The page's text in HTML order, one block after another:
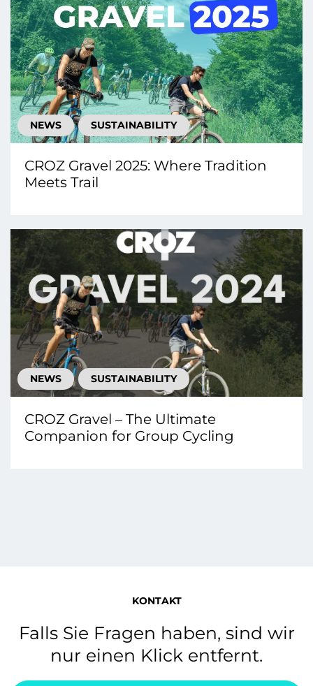
NEWS SUSTAINABILITY
CROZ Gravel 2025: Where Tradition
Meets Trail
NEWS SUSTAINABILITY
CROZ Gravel – The Ultimate
Companion for Group Cycling
KONTAKT
Falls Sie Fragen haben, sind wir
nur einen Klick entfernt.